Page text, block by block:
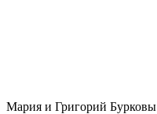
Мария и Григорий Бурковы